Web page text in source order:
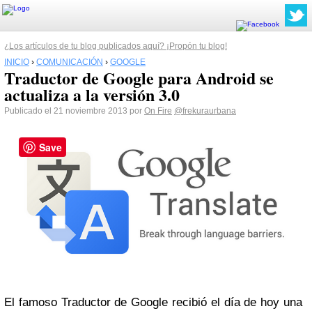
¿Los artículos de tu blog publicados aquí? ¡Propón tu blog!
INICIO › COMUNICACIÓN › GOOGLE
Traductor de Google para Android se
actualiza a la versión 3.0
Publicado el 21 noviembre 2013 por On Fire @frekuraurbana
El famoso Traductor de Google recibió el día de hoy una
Save